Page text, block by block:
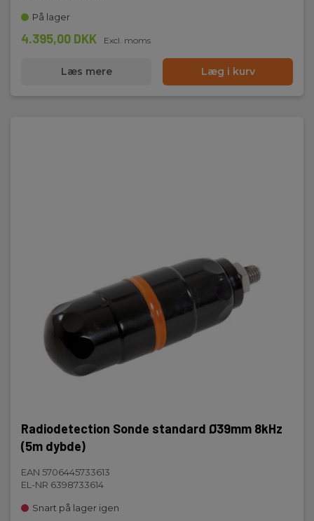
På lager
4.395,00 DKK Excl. moms
Læs mere Læg i kurv
Radiodetection Sonde standard Ø39mm 8kHz
(5m dybde)
EAN 5706445733613
EL-NR 6398733614
Snart på lager igen